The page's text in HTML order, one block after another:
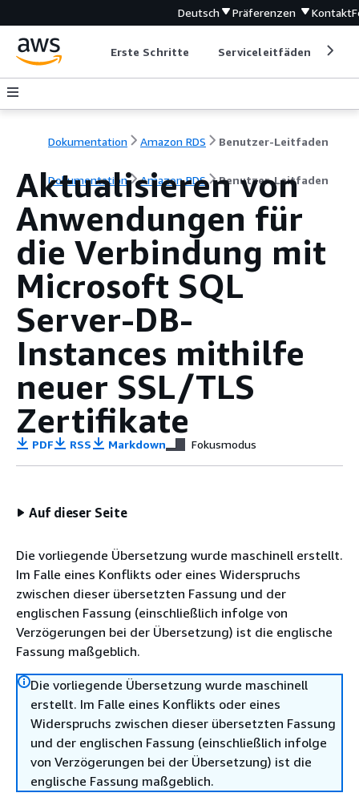
Deutsch Präferenzen Kontakt
Erste Schritte Serviceleitfäden
Dokumentation Amazon RDS Benutzer-Leitfaden
Dokumentation Amazon RDS Benutzer-Leitfaden
Aktualisieren von
Anwendungen für
die Verbindung mit
Microsoft SQL
Server-DB-
Instances mithilfe
neuer SSL/TLS
Zertifikate
PDF RSS Markdown Fokusmodus
Auf dieser Seite
Die vorliegende Übersetzung wurde maschinell erstellt.
Im Falle eines Konflikts oder eines Widerspruchs
zwischen dieser übersetzten Fassung und der
englischen Fassung (einschließlich infolge von
Verzögerungen bei der Übersetzung) ist die englische
Fassung maßgeblich.
Die vorliegende Übersetzung wurde maschinell
erstellt. Im Falle eines Konflikts oder eines
Widerspruchs zwischen dieser übersetzten Fassung
und der englischen Fassung (einschließlich infolge
von Verzögerungen bei der Übersetzung) ist die
englische Fassung maßgeblich.